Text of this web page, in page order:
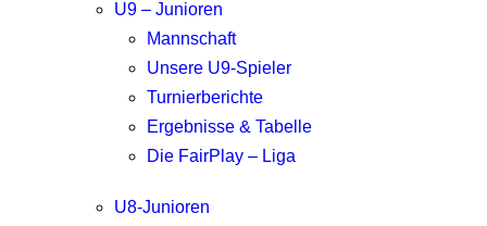
U9 – Junioren
Mannschaft
Unsere U9-Spieler
Turnierberichte
Ergebnisse & Tabelle
Die FairPlay – Liga
U8-Junioren